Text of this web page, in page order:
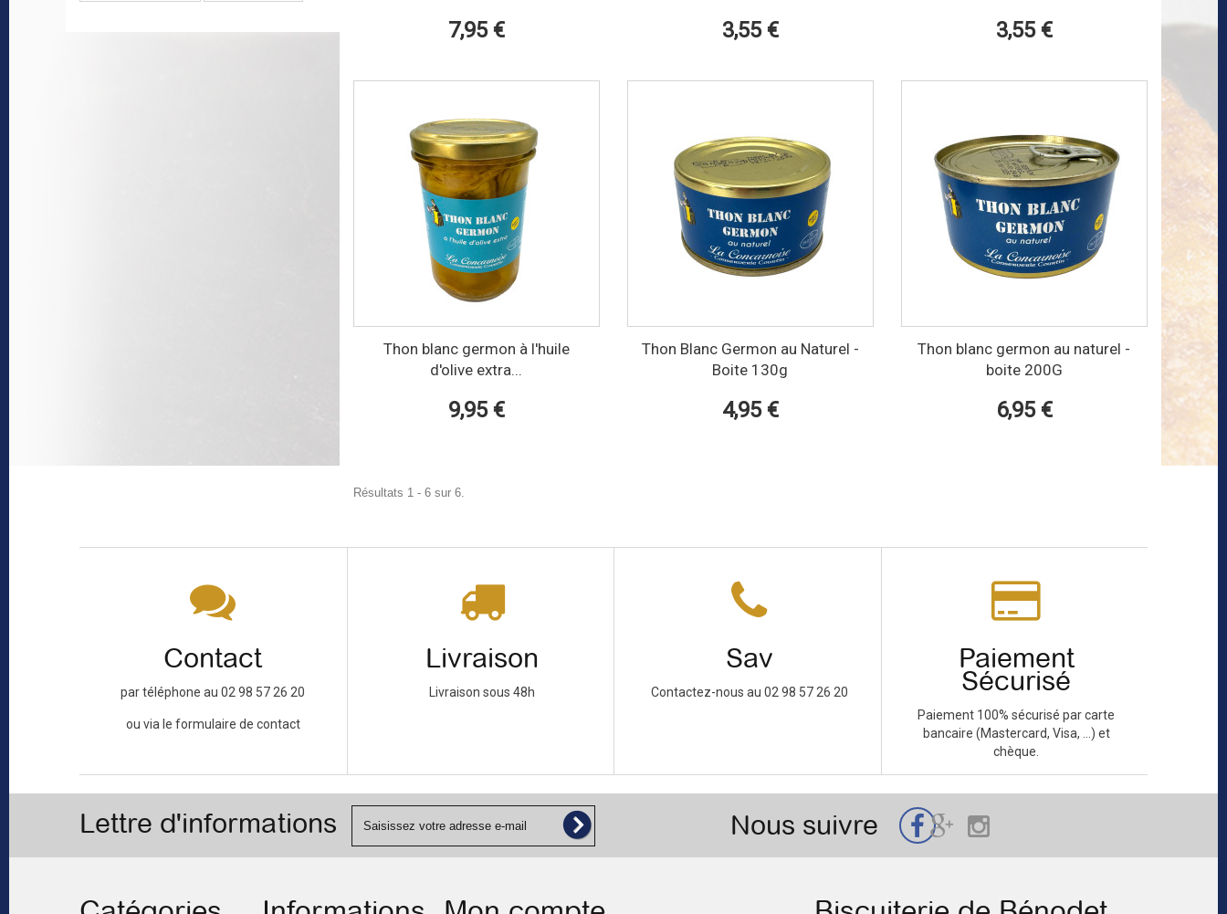
7,95 € 3,55 € 3,55 €
Thon blanc germon à l'huile
d'olive extra...
9,95 €
Thon Blanc Germon au Naturel -
Boite 130g
4,95 €
Thon blanc germon au naturel -
boite 200G
6,95 €
Résultats 1 - 6 sur 6.
Contact
par téléphone au 02 98 57 26 20
ou via le formulaire de contact
Livraison
Livraison sous 48h
Sav
Contactez-nous au 02 98 57 26 20
Paiement
Sécurisé
Paiement 100% sécurisé par carte
bancaire (Mastercard, Visa, ...) et
chèque.
Lettre d'informations Nous suivre